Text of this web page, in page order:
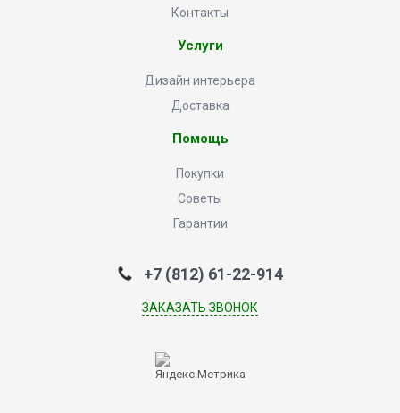
Контакты
Услуги
Дизайн интерьера
Доставка
Помощь
Покупки
Советы
Гарантии
+7 (812) 61-22-914
ЗАКАЗАТЬ ЗВОНОК